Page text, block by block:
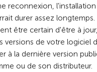
reconnexion,
durer assez longtemps.
être certain d'être à
versions de votre logiciel
à la dernière version
ou de son distributeur.